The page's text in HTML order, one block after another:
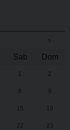
›
Sab Dom
1 2
8 9
15 16
22 23